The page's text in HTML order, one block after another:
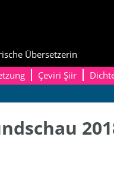
Übersetzerin
Çeviri Şiir